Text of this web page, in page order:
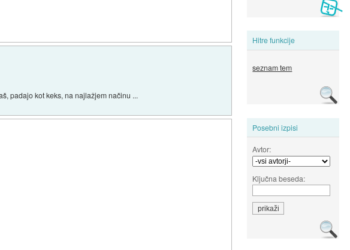
Hitre funkcije
seznam tem
Posebni izpisi
Avtor:
Ključna beseda:
padajo kot keks, na najlažjem načinu ...